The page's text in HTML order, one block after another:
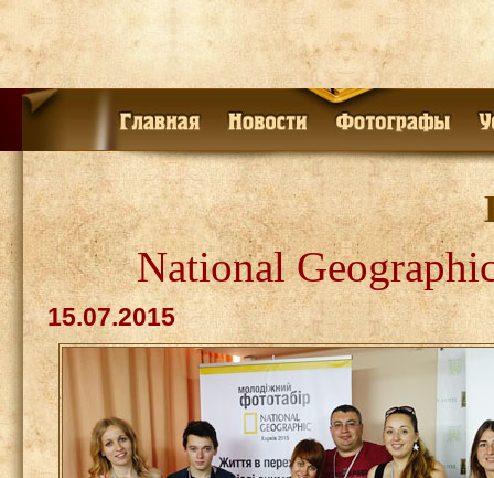
National
15.07.2015